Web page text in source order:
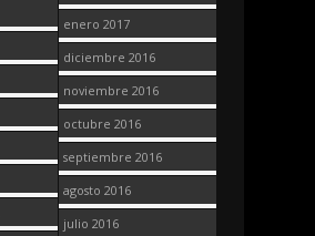
enero 2017
diciembre 2016
noviembre 2016
octubre 2016
septiembre 2016
agosto 2016
julio 2016